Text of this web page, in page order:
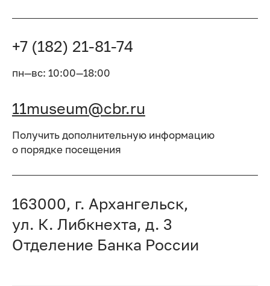
+7 (182) 21-81-74
пн—вс: 10:00—18:00
11museum@cbr.ru
Получить дополнительную информацию
о порядке посещения
163000, г. Архангельск,
ул. К. Либкнехта, д. 3
Отделение Банка России